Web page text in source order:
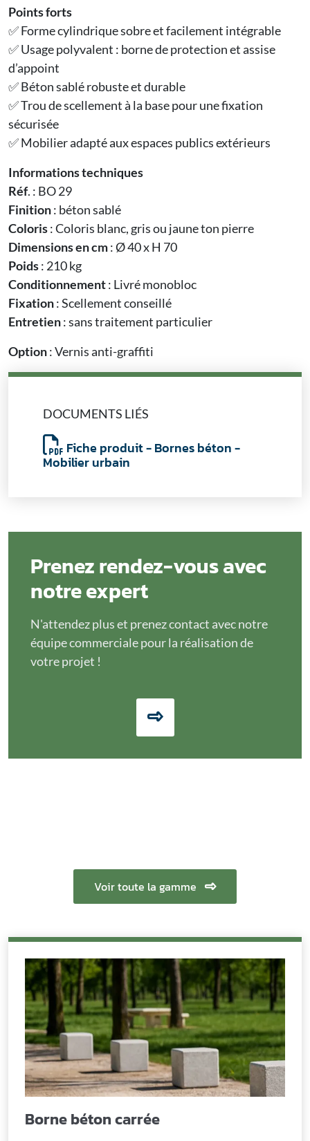
Points forts
✅ Forme cylindrique sobre et facilement intégrable
✅ Usage polyvalent : borne de protection et assise
d’appoint
✅ Béton sablé robuste et durable
✅ Trou de scellement à la base pour une fixation
sécurisée
✅ Mobilier adapté aux espaces publics extérieurs
Informations techniques
Réf. : BO 29
Finition: béton sablé
Coloris: Coloris blanc, gris ou jaune ton pierre
Dimensions en cm: Ø 40 x H 70
Poids: 210 kg
Conditionnement: Livré monobloc
Fixation: Scellement conseillé
Entretien: sans traitement particulier
Option: Vernis anti-graffiti
DOCUMENTS LIÉS
Fiche produit - Bornes béton -
Mobilier urbain
Prenez rendez-vous avec
notre expert
N'attendez plus et prenez contact avec notre
équipe commerciale pour la réalisation de
votre projet !
Voir toute la gamme
Borne béton carrée